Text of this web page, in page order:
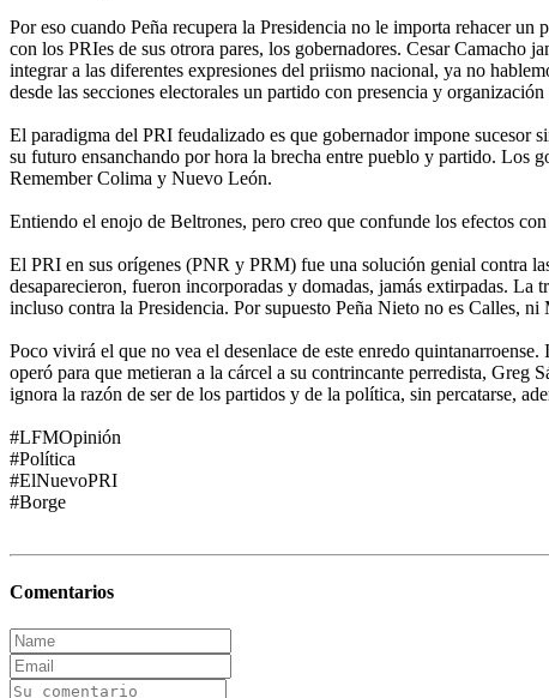
Por eso cuando Peña recupera la Presidencia no le importa rehacer
con los PRIes de sus otrora pares, los gobernadores. Cesar Camacho
integrar a las diferentes expresiones del priismo nacional, ya no
desde las secciones electorales un partido con presencia y
El paradigma del PRI feudalizado es que gobernador impone sucesor
su futuro ensanchando por hora la brecha entre pueblo y partido. Los
Remember Colima y Nuevo León.
Entiendo el enojo de Beltrones, pero creo que confunde los efectos
El PRI en sus orígenes (PNR y PRM) fue una solución genial contra
desaparecieron, fueron incorporadas y domadas, jamás extirpadas.
incluso contra la Presidencia. Por supuesto Peña Nieto no es Calles,
Poco vivirá el que no vea el desenlace de este enredo
operó para que metieran a la cárcel a su contrincante perredista,
ignora la razón de ser de los partidos y de la política, sin percatarse,
#LFMOpinión
#Política
#ElNuevoPRI
#Borge
Comentarios